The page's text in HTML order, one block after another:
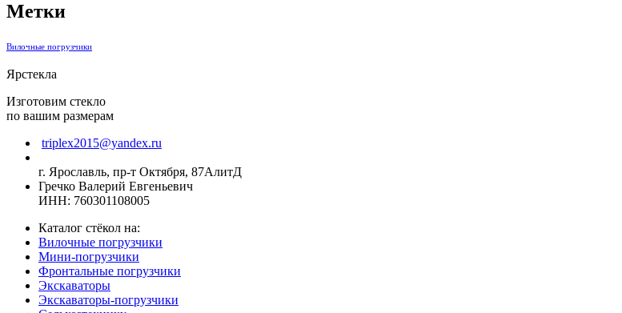
Метки
Вилочные погрузчики
Ярстекла
Изготовим стекло
по вашим размерам
triplex2015@yandex.ru
г. Ярославль, пр-т Октября, 87АлитД
Гречко Валерий Евгеньевич
ИНН: 760301108005
Каталог стёкол на:
Вилочные погрузчики
Мини-погрузчики
Фронтальные погрузчики
Экскаваторы
Экскаваторы-погрузчики